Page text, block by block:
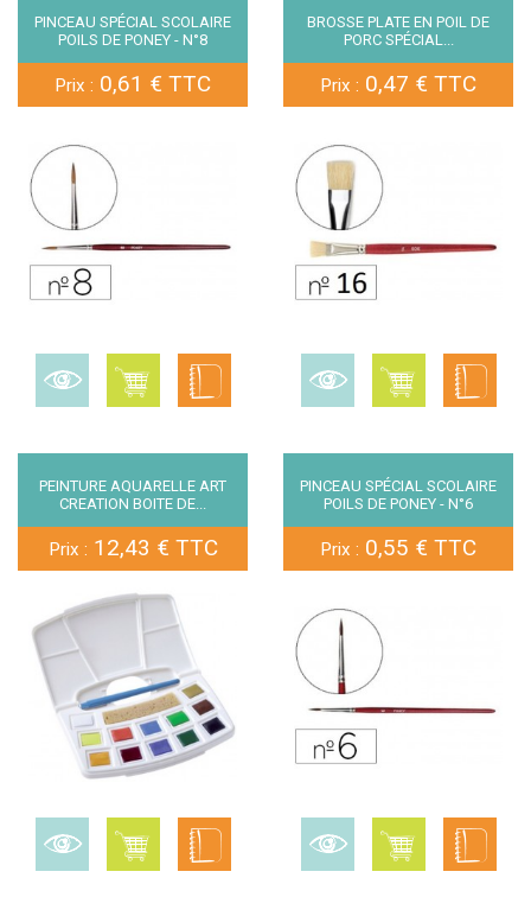
PINCEAU SPÉCIAL SCOLAIRE
POILS DE PONEY - N°8
Prix : 0,61 € TTC
BROSSE PLATE EN POIL DE
PORC SPÉCIAL...
Prix : 0,47 € TTC
PEINTURE AQUARELLE ART
CREATION BOITE DE...
Prix : 12,43 € TTC
PINCEAU SPÉCIAL SCOLAIRE
POILS DE PONEY - N°6
Prix : 0,55 € TTC